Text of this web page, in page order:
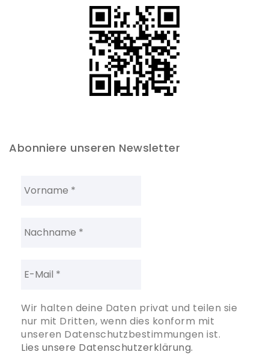
Abonniere unseren Newsletter
Wir halten deine Daten privat und teilen sie
nur mit Dritten, wenn dies konform mit
unseren Datenschutzbestimmungen ist.
Lies unsere Datenschutzerklärung.